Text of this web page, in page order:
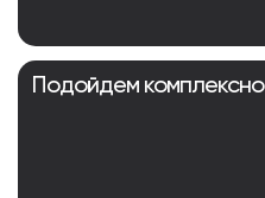
Подойдем комплексно